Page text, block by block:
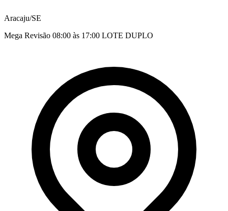
Aracaju/SE
Mega Revisão 08:00 às 17:00 LOTE DUPLO